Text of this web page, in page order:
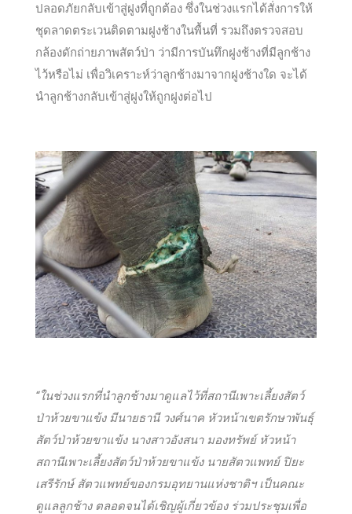
ปลอดภัยกลับเข้าสู่ฝูงที่ถูกต้อง ซึ่งในช่วงแรกได้สั่งการให้
ชุดลาดตระเวนติดตามฝูงช้างในพื้นที่ รวมถึงตรวจสอบ
กล้องดักถ่ายภาพสัตว์ป่า ว่ามีการบันทึกฝูงช้างที่มีลูกช้าง
ไว้หรือไม่ เพื่อวิเคราะห์ว่าลูกช้างมาจากฝูงช้างใด จะได้
นำลูกช้างกลับเข้าสู่ฝูงให้ถูกฝูงต่อไป
“ในช่วงแรกที่นำลูกช้างมาดูแลไว้ที่สถานีเพาะเลี้ยงสัตว์
ป่าห้วยขาแข้ง มีนายธานี วงศ์นาค หัวหน้าเขตรักษาพันธุ์
สัตว์ป่าห้วยขาแข้ง นางสาวอังสนา มองทรัพย์ หัวหน้า
สถานีเพาะเลี้ยงสัตว์ป่าห้วยขาแข้ง นายสัตวแพทย์ ปิยะ
เสรีรักษ์ สัตวแพทย์ของกรมอุทยานแห่งชาติฯ เป็นคณะ
ดูแลลูกช้าง ตลอดจนได้เชิญผู้เกี่ยวข้อง ร่วมประชุมเพื่อ